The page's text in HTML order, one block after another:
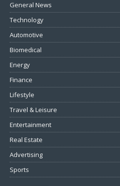
General News
Technology
Automotive
Biomedical
Energy
Finance
Lifestyle
Travel & Leisure
Entertainment
Real Estate
Advertising
Sports